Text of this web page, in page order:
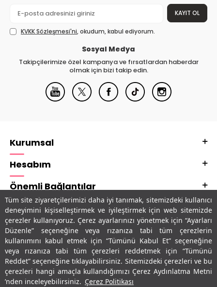
Tüm site ziyaretçilerimizi daha iyi tanımak, sitemizdeki kullanıcı
deneyimini kişiselleştirmek ve iyileştirmek için web sitemizde
çerezler kullanıyoruz. Çerez ayarlarınızı yönetmek için “Ayarları
Düzenle” seçeneğine veya rızanıza tabi tüm çerezlerin
kullanımını kabul etmek için “Tümünü Kabul Et” seçeneğine
veya rızanıza tabi tüm çerezleri reddetmek için “Tümünü
Reddet” seçeneğine tıklayabilirsiniz. Sitemizdeki çerezleri ve bu
çerezleri hangi amaçla kullandığımızı Çerez Aydınlatma Metni
’nden inceleyebilirsiniz. Çerez Politikası
KAYIT OL
KVKK Sözleşmesi'ni, okudum, kabul ediyorum.
Sosyal Medya
Takipçilerimize özel kampanya ve fırsatlardan haberdar
olmak için bizi takip edin.
Kurumsal
Hesabım
Önemli Bağlantılar
Adres & İletişim
Uygulamalarımız